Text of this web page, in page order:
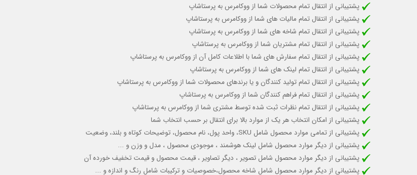
پشتیبانی از انتقال تمام محصولات شما از ووکامرس به پرستاشاپ
پشتیبانی از انتقال تمام مالیات های شما از ووکامرس به پرستاشاپ
پشتیبانی از انتقال تمام شاخه های شما از ووکامرس به پرستاشاپ
پشتیبانی از انتقال تمام مشتریان شما از ووکامرس به پرستاشاپ
پشتیبانی از انتقال تمام سفارش های شما با اطلاعات کامل آن از ووکامرس به پرستاشاپ
پشتیبانی از انتقال تمام لینک های شما از ووکامرس به پرستاشاپ
پشتیبانی از انتقال تمام تولید کنندگان و یا برندهای محصولات شما از ووکامرس به پرستاشاپ
پشتیبانی از انتقال تمام فراهم کنندگان شما از ووکامرس به پرستاشاپ
پشتیبانی از انتقال تمام نظرات ثبت شده توسط مشتری شما از ووکامرس به پرستاشاپ
پشتیبانی از امکان انتخاب هر یک از موارد بالا برای انتقال بر حسب انتخاب شما
پشتیبانی از تمامی موارد محصول شامل SKU، واحد پول، نام محصول، توضیحات کوتاه و بلند
، وضعیت
پشتیبانی از دیگر موارد محصول شامل لینک هوشمند ، موجودی محصول ، مدل و وزنو ...
پشتیبانی از دیگر موارد محصول شامل تصویر ، دیگر تصاویر ، قیمت محصول و قیمت تخفیف خورده آن
پشتیبانی از دیگر موارد محصول شامل شاخه محصول،خصوصیات و ترکیبات شامل رنگ و اندازه و ...